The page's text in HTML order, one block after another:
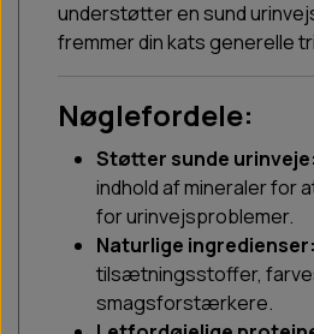
understøtter en sund
fremmer din kats generelle
Nøglefordele:
Støtter sunde urinveje:
indhold af mineraler for
for urinvejsproblemer.
Naturlige ingredienser:
tilsætningsstoffer,
smagsforstærkere.